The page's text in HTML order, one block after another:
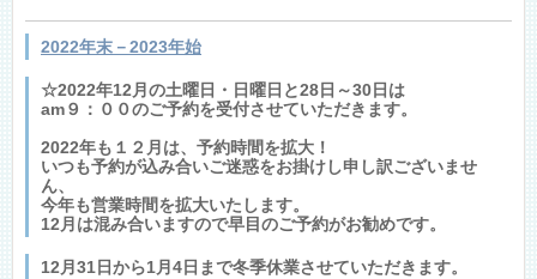
2022年末－2023年始
☆2022年12月の土曜日・日曜日と28日～30日は
am９：００のご予約を受付させていただきます。
2022年も１２月は、予約時間を拡大！
いつも予約が込み合いご迷惑をお掛けし申し訳ございませ
ん、
今年も営業時間を拡大いたします。
12月は混み合いますので早目のご予約がお勧めです。
12月31日から1月4日まで冬季休業させていただきます。